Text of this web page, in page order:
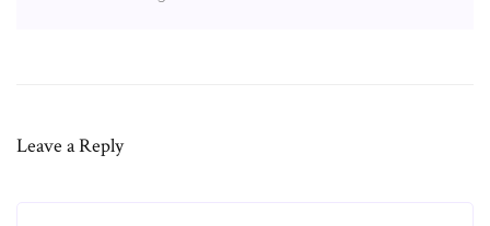
Leave a Reply